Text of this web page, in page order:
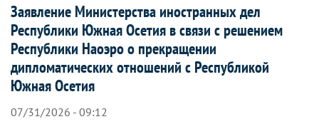
Заявление Министерства иностранных дел
Республики Южная Осетия в связи с решением
Республики Наоэро о прекращении
дипломатических отношений с Республикой
Южная Осетия
07/31/2026 - 09:12